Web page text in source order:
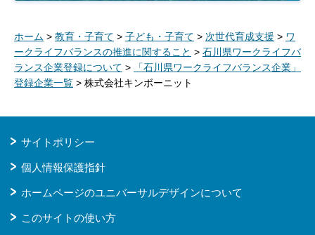
ホーム > 教育・子育て > 子ども・子育て > 次世代育成支援 > ワ
ークライフバランスの推進に関すること > 石川県ワークライフバ
ランス企業登録について >
「石川県ワークライフバランス企業」
登録企業一覧 > 株式会社キンボーニット
サイトポリシー
個人情報保護指針
ホームページのユニバーサルデザインについて
このサイトの使い方